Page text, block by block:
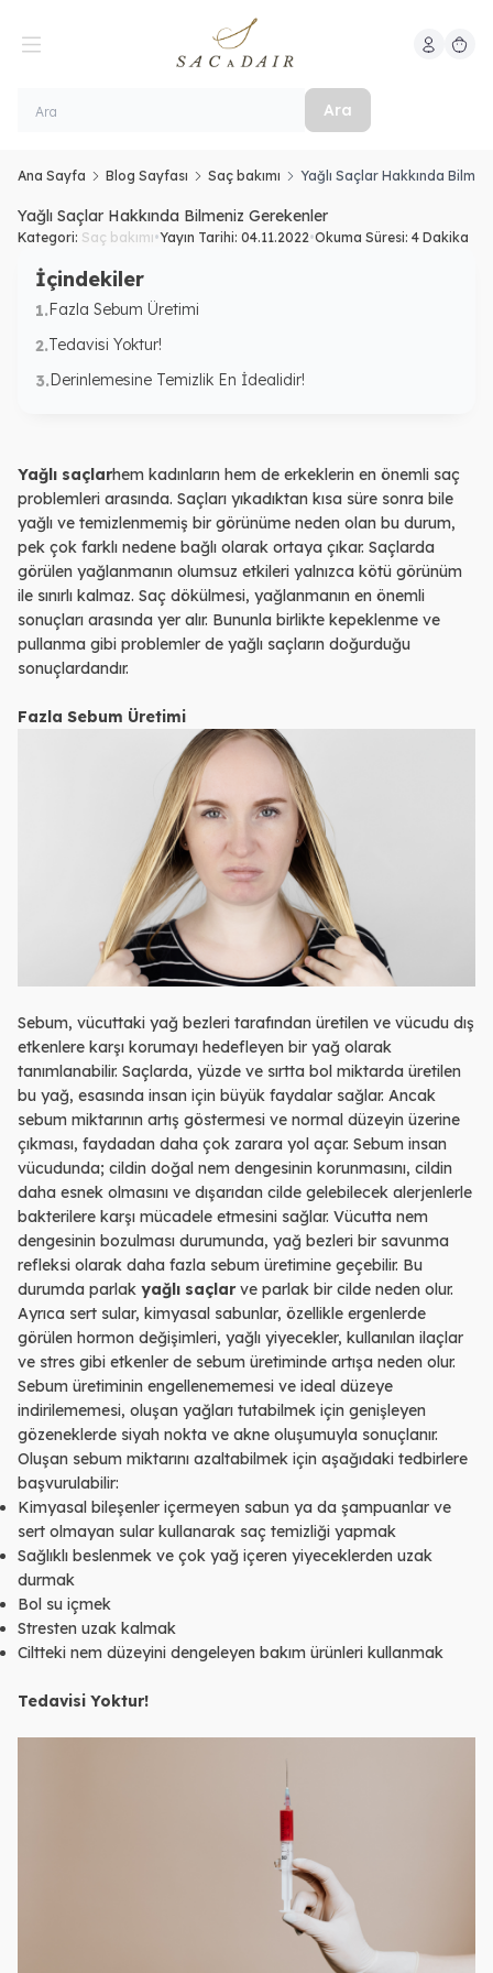
Ara
Hesabım
Ana Sayfa Blog Sayfası Saç bakımı Yağlı Saçlar Hakkında
Yağlı Saçlar Hakkında Bilmeniz Gerekenler
Kategori: Saç bakımı•Yayın Tarihi: 04.11.2022•Okuma Süresi: 4 Dakika
İçindekiler
1.Fazla Sebum Üretimi
2.Tedavisi Yoktur!
3.Derinlemesine Temizlik En İdealidir!
Yağlı saçlarhem kadınların hem de erkeklerin en önemli saç
problemleri arasında. Saçları yıkadıktan kısa süre sonra bile
yağlı ve temizlenmemiş bir görünüme neden olan bu durum,
pek çok farklı nedene bağlı olarak ortaya çıkar. Saçlarda
görülen yağlanmanın olumsuz etkileri yalnızca kötü görünüm
ile sınırlı kalmaz. Saç dökülmesi, yağlanmanın en önemli
sonuçları arasında yer alır. Bununla birlikte kepeklenme ve
pullanma gibi problemler de yağlı saçların doğurduğu
sonuçlardandır.
Fazla Sebum Üretimi
Sebum, vücuttaki yağ bezleri tarafından üretilen ve vücudu dış
etkenlere karşı korumayı hedefleyen bir yağ olarak
tanımlanabilir. Saçlarda, yüzde ve sırtta bol miktarda üretilen
bu yağ, esasında insan için büyük faydalar sağlar. Ancak
sebum miktarının artış göstermesi ve normal düzeyin üzerine
çıkması, faydadan daha çok zarara yol açar. Sebum insan
vücudunda; cildin doğal nem dengesinin korunmasını, cildin
daha esnek olmasını ve dışarıdan cilde gelebilecek alerjenlerle
bakterilere karşı mücadele etmesini sağlar. Vücutta nem
dengesinin bozulması durumunda, yağ bezleri bir savunma
refleksi olarak daha fazla sebum üretimine geçebilir. Bu
durumda parlak yağlı saçlarve parlak bir cilde neden olur.
Ayrıca sert sular, kimyasal sabunlar, özellikle ergenlerde
görülen hormon değişimleri, yağlı yiyecekler, kullanılan ilaçlar
ve stres gibi etkenler de sebum üretiminde artışa neden olur.
Sebum üretiminin engellenememesi ve ideal düzeye
indirilememesi, oluşan yağları tutabilmek için genişleyen
gözeneklerde siyah nokta ve akne oluşumuyla sonuçlanır.
Oluşan sebum miktarını azaltabilmek için aşağıdaki tedbirlere
başvurulabilir:
Kimyasal bileşenler içermeyen sabun ya da şampuanlar ve
sert olmayan sular kullanarak saç temizliği yapmak
Sağlıklı beslenmek ve çok yağ içeren yiyeceklerden uzak
durmak
Bol su içmek
Stresten uzak kalmak
Ciltteki nem düzeyini dengeleyen bakım ürünleri kullanmak
Tedavisi Yoktur!